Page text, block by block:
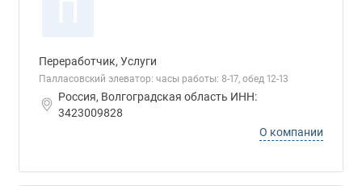
Переработчик, Услуги
Палласовский элеватор: часы работы: 8-17, обед 12-13
Россия, Волгоградская область ИНН:
3423009828
О компании